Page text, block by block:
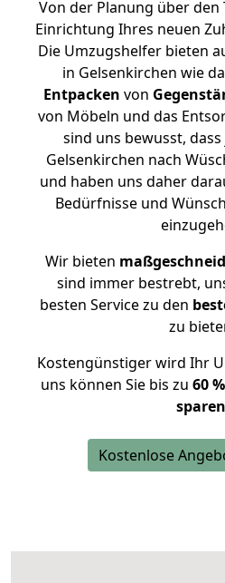
Von der Planung über
Einrichtung Ihres neuen
Die Umzugshelfer bieten
in Gelsenkirchen wie
Entpacken von
von Möbeln und das
sind uns bewusst,
Gelsenkirchen nach
und haben uns daher
Bedürfnisse und
Wir bieten
sind immer bestrebt,
besten Service zu den
zu
Kostengünstiger wird Ihr
uns können Sie bis zu 60
sparen
Kostenlose